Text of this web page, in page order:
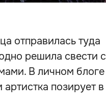
отправилась туда
решила свести с
В личном блоге
позирует в